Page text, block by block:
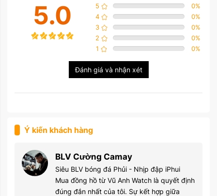
5.0 5 0%
4
0%
3
0%
2
0%
1
0%
Đánh giá và nhận xét
Ý kiến khách hàng
BLV Cường Camay
Siêu BLV bóng đá Phủi - Nhịp đập iPhui
Mua đồng hồ từ Vũ Anh Watch là quyết định
đúng đắn nhất của tôi. Sự kết hợp giữa